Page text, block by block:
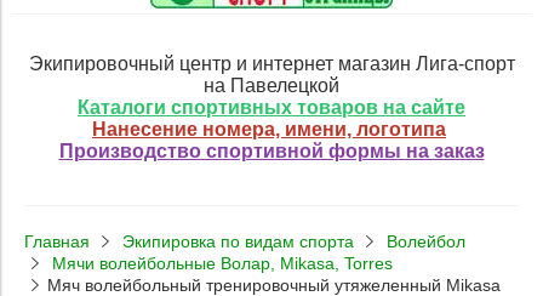
Экипировочный центр и интернет магазин Лига-спорт
на Павелецкой
Каталоги спортивных товаров на сайте
Нанесение номера, имени, логотипа
Производство спортивной формы на заказ
Главная Экипировка по видам спорта
Волейбол
Мячи волейбольные Волар, Mikasa, Torres
Мяч волейбольный тренировочный утяжеленный Mikasa